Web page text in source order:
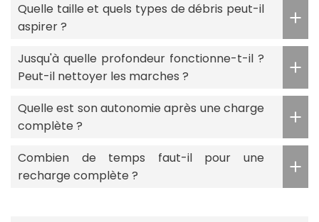
Quelle taille et quels types de débris peut-il
aspirer ?
Jusqu'à quelle profondeur fonctionne-t-il ?
Peut-il nettoyer les marches ?
Quelle est son autonomie après une charge
complète ?
Combien de temps faut-il pour une
recharge complète ?